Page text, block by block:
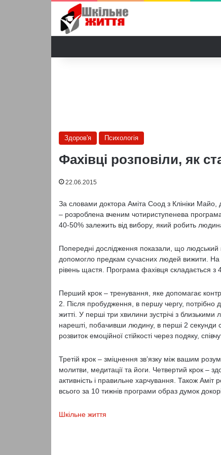
Здоров'я Психологія
Фахівці розповіли, як
22.06.2015
За словами доктора Аміта Соод з Клініки Майо,
– розроблена вченим чотириступенева
40-50% залежить від вибору, який робить
Попередні дослідження показали, що
допомогло предкам сучасних людей вижити. На
рівень щастя. Програма фахівця складається з 4
Перший крок – тренування, яке допомагає
2. Після пробудження, в першу чергу,
житті. У перші три хвилини зустрічі з близькими
нарешті, побачивши людину, в перші 2 секунди
розвиток емоційної стійкості через подяку,
Третій крок – зміцнення зв’язку між вашим
молитви, медитації та йоги. Четвертий крок –
активність і правильне харчування. Також Аміт
всього за 10 тижнів програми образ думок
Шкільне життя